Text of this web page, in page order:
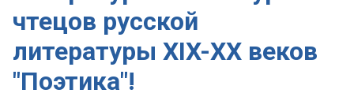
чтецов русской
литературы XIX-XX веков
"Поэтика"!